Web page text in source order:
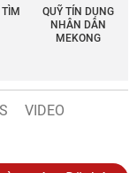
QUỸ TÍN DỤNG
NHÂN DÂN
MEKONG
VIDEO